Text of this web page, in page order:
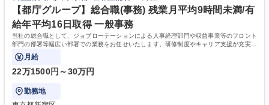
リモート可
ち長期活躍できる環境です。 「これまでの幅広い経験を活かし、長期的な
キャリアを築きたい」という前向きな意欲と挑戦を全力で応援します。 学
歴・資格 学歴：大学院 大学 高専 短大 専修学校 高校 語学力： 資格：日商
簿記検定1級 日商簿記検定2級 日商簿記検定3級
【都庁グループ】総合職(事務) 残業月平均9時間未満/有
給年平均16日取得 一般事務
当社の総合職として、ジョブローテーションによる人事経理部門や収益事業等のフロント
部門の部署等幅広い部署での業務をお任せいたします。研修制度やキャリア支援が充実し
ております！ ※下記業務詳細
月給
22万1500円～30万円
勤務地